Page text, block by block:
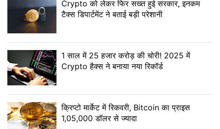
Crypto को लेकर फिर सख्त हुई सरकार, इनकम
टैक्स डिपार्टमेंट ने बताई बड़ी परेशानी
1 साल में 25 हजार करोड़ की चोरी! 2025 में
Crypto हैक्स ने बनाया नया रिकॉर्ड
क्रिप्टो मार्केट में रिकवरी, Bitcoin का प्राइस
1,05,000 डॉलर से ज्यादा